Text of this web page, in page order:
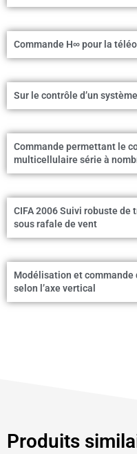
Commande H∞ pour la
Sur le contrôle d’un
Commande permettant le
multicellulaire série à
CIFA 2006 Suivi robuste de
sous rafale de vent
Modélisation et commande
selon l’axe vertical
Produits